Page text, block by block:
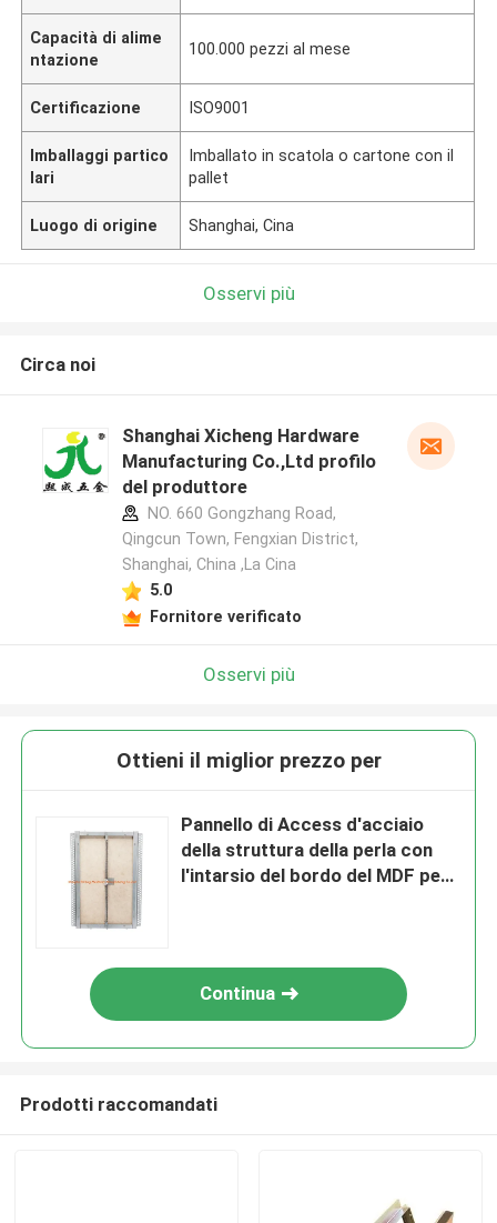
Capacità di alime
ntazione
100.000 pezzi al mese
Certificazione ISO9001
Imballaggi partico
lari
Imballato in scatola o cartone con il
pallet
Luogo di origine Shanghai, Cina
Osservi più
Circa noi
Shanghai Xicheng Hardware
Manufacturing Co.,Ltd profilo
del produttore
NO. 660 Gongzhang Road,
Qingcun Town, Fengxian District,
Shanghai, China ,La Cina
5.0
Fornitore verificato
Osservi più
Ottieni il miglior prezzo per
Pannello di Access d'acciaio
della struttura della perla con
l'intarsio del bordo del MDF per i
Continua
Prodotti raccomandati